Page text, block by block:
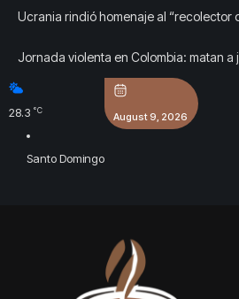
Ucrania rindió homenaje al “recolector
Jornada violenta en Colombia: matan a
peaje, mientras el Gobierno traslada a
28.3 °C
Santo Domingo
August 9, 2026